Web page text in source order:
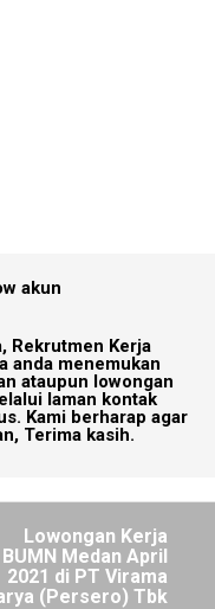
akun
Rekrutmen Kerja
anda menemukan
ataupun lowongan
laman kontak
Kami berharap agar
Terima kasih.
Lowongan Kerja
BUMN Medan April
2021 di PT Virama
(Persero) Tbk